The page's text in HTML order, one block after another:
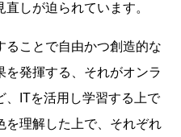
しが迫られています。
ることで自由かつ創造的な
を発揮する、それがオンラ
、ITを活用し学習する上で
を理解した上で、それぞれ